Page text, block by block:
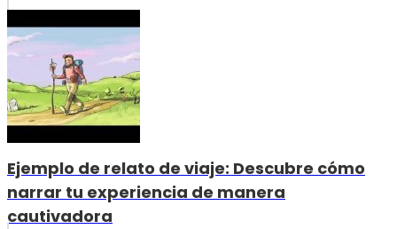
Ejemplo de relato de viaje: Descubre cómo
narrar tu experiencia de manera
cautivadora